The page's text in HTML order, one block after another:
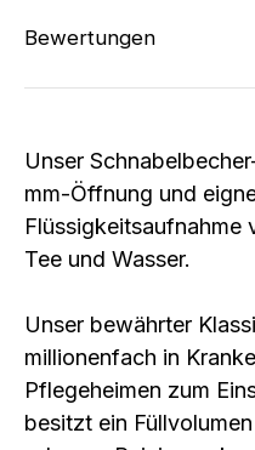
Bewertungen
Unser
mm-Öffnung und
Flüssigkeitsaufnahme
Tee und Wasser.
Unser bewährter
millionenfach in
Pflegeheimen zum
besitzt ein